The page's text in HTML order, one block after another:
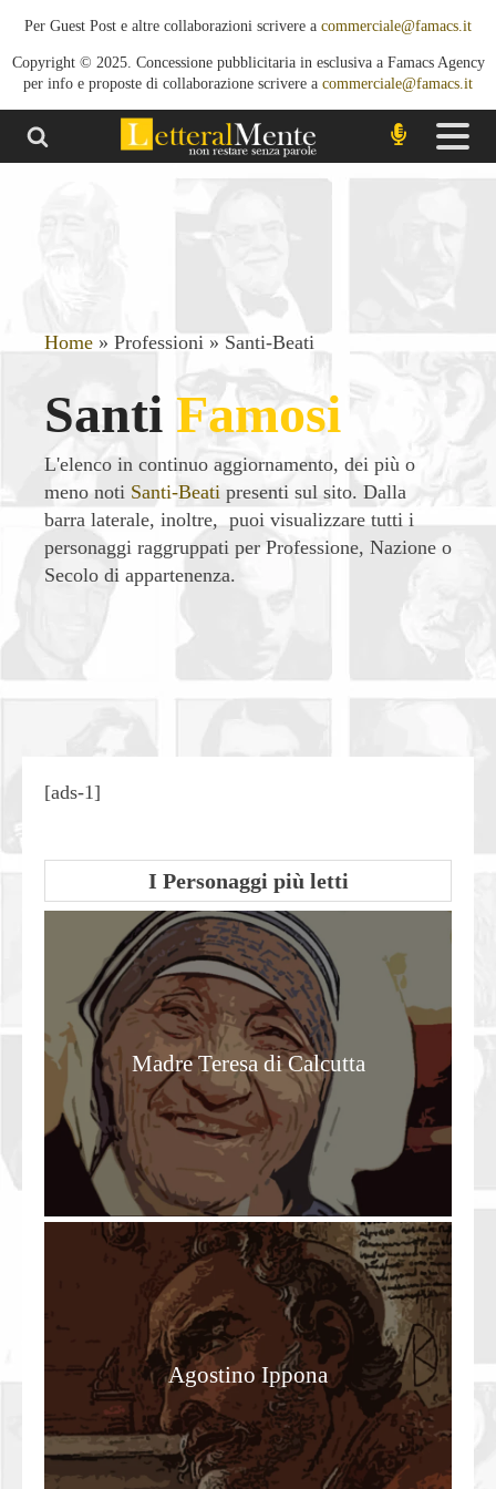
Per Guest Post e altre collaborazioni scrivere a commerciale@famacs.it
Copyright © 2025. Concessione pubblicitaria in esclusiva a Famacs Agency
per info e proposte di collaborazione scrivere a commerciale@famacs.it
Home » Professioni » Santi-Beati
Santi Famosi
L'elenco in continuo aggiornamento, dei più o
meno noti Santi-Beati presenti sul sito. Dalla
barra laterale, inoltre, puoi visualizzare tutti i
personaggi raggruppati per Professione, Nazione o
Secolo di appartenenza.
[ads-1]
I Personaggi più letti
Madre Teresa di Calcutta
Agostino Ippona